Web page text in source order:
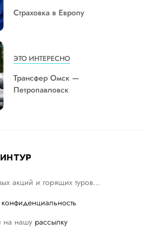
Страховка в Европу
ЭТО ИНТЕРЕСНО
Трансфер Омск —
Петропавловск
акций и горящих туров…
конфиденциальность
на нашу рассылку